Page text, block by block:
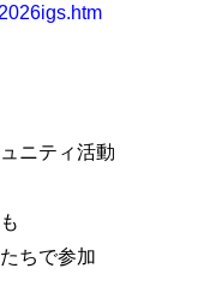
ニティ活動
ちで参加